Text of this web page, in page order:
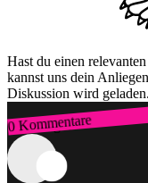
Hast du einen
kannst uns dein
Diskussion wird
0 Kommentare
Zum Login